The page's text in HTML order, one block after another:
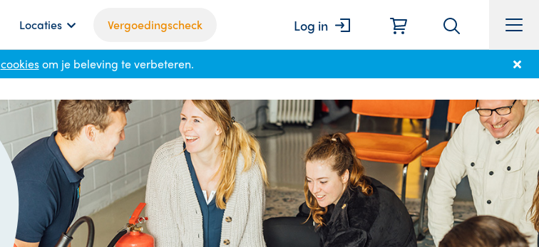
Locaties Vergoedingscheck Log in
cookiesom je beleving te verbeteren.